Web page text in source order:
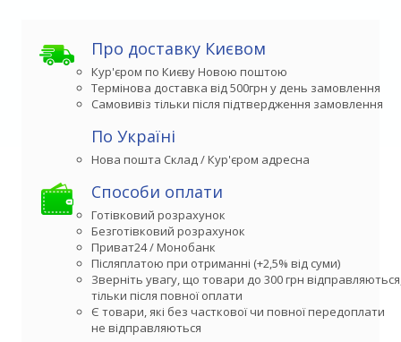
Про доставку Києвом
Кур'єром по Києву Новою поштою
Термінова доставка від 500грн у день замовлення
Самовивіз тільки після підтвердження замовлення
По Україні
Способи оплати
Готівковий розрахунок
Безготівковий розрахунок
Приват24 / Монобанк
Післяплатою при отриманні (+2,5% від суми)
Зверніть увагу, що товари до 300 грн
тільки після повної оплати
Є товари, які без часткової чи повної передоплати
не відправляються